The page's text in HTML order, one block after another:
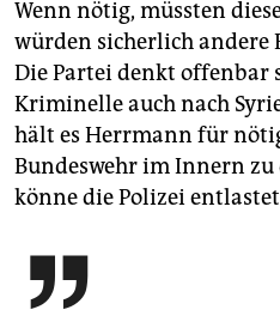
Wenn nötig, müssten
würden sicherlich andere
Die Partei denkt offenbar
Kriminelle auch nach
hält es Herrmann für
Bundeswehr im Innern
könne die Polizei
